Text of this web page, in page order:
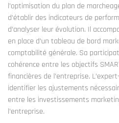
l’optimisation du plan de
d’établir des indicateurs de
d’analyser leur évolution. Il
en place d’un tableau de bord
comptabilité générale. Sa
cohérence entre les objectifs
financières de l’entreprise.
identifier les ajustements
entre les investissements
l’entreprise.